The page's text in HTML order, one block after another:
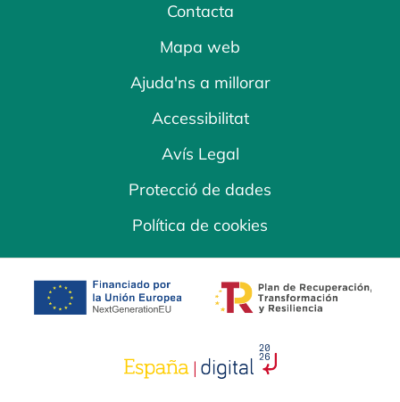
Contacta
Mapa web
Ajuda'ns a millorar
Accessibilitat
Avís Legal
Protecció de dades
Política de cookies
opens in a new tab opens in a new
opens in a new tab